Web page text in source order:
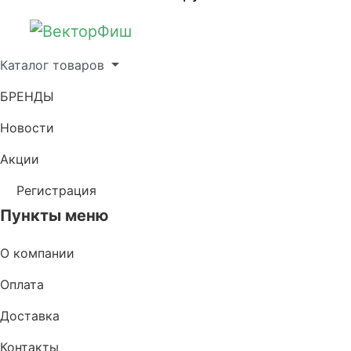
Каталог товаров
БРЕНДЫ
Новости
Акции
Регистрация
Пункты меню
О компании
Оплата
Доставка
Контакты